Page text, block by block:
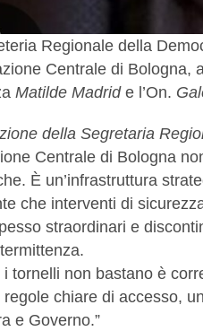
Regionale della
Centrale di Bologna,
Matilde Madride l’On.
della Segretaria
Centrale di Bologna
È un’infrastruttura
che interventi di
straordinari e
i tornelli non bastano è
regole chiare di accesso,
e Governo.”